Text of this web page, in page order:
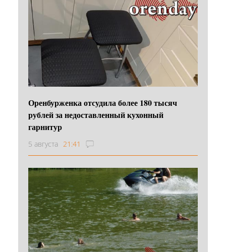
Оренбурженка отсудила более 180 тысяч
рублей за недоставленный кухонный
гарнитур
5 августа 21:41